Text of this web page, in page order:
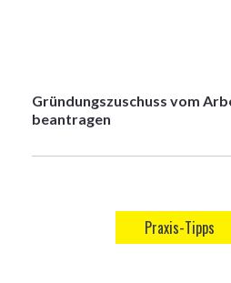
Gründungszuschuss vom
beantragen
Praxis-Tipps